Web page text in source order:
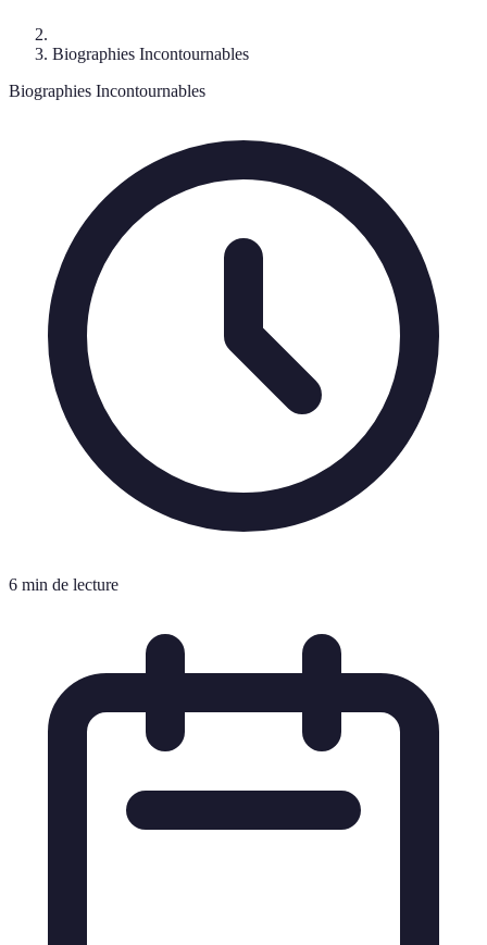
Biographies Incontournables
Biographies Incontournables
6 min de lecture